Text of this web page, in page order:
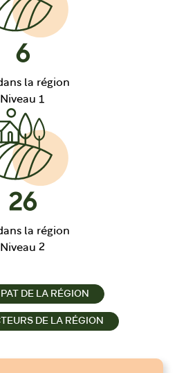
6
la région
Niveau 1
26
la région
Niveau 2
DE LA RÉGION
DE LA RÉGION